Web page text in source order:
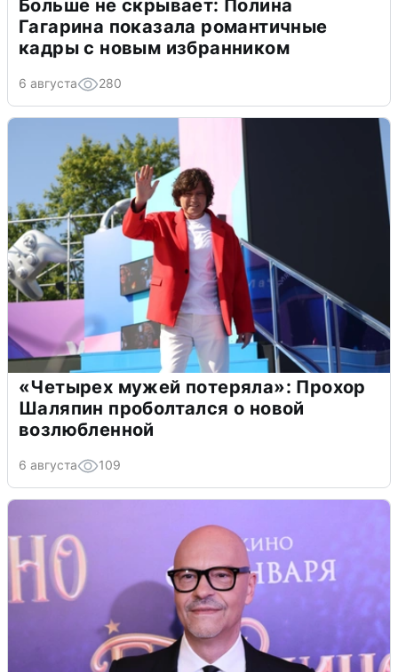
Больше не скрывает: Полина
Гагарина показала романтичные
кадры с новым избранником
6 августа 280
«Четырех мужей потеряла»: Прохор
Шаляпин проболтался о новой
возлюбленной
6 августа 109